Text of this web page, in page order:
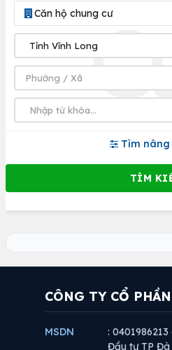
Căn hộ chung cư
Tìm nâng
CÔNG TY CỔ
MSDN
:
Đầu tư TP